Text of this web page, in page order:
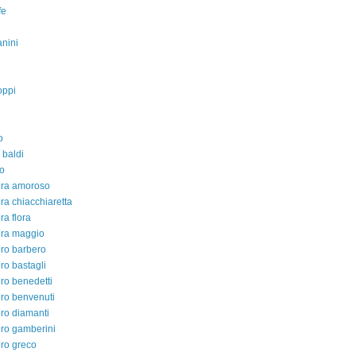
baldi
amoroso
chiacchiaretta
flora
maggio
barbero
bastagli
benedetti
benvenuti
diamanti
gamberini
greco